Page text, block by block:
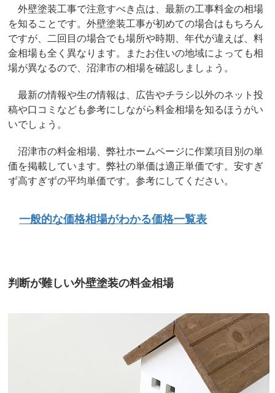
外壁塗装工事で注意すべき点は、最新の工事料金の相場
を知ることです。外壁塗装工事が初めての場合はもちろん
ですが、二回目の場合でも場所や時期、年代が違えば、料
金相場も全く異なります。またお住いの地域によっても相
場が異なるので、沼津市の相場を確認しましょう。
最新の情報や生の情報は、広告やチラシ以外のネット投
稿や口コミなども参考にしながら料金相場を知るほうがい
いでしょう。
沼津市の料金相場、弊社ホームページに作業項目別の単
価を掲載しています。弊社の単価は適正単価です。安すぎ
ず高すぎずの平均単価です。参考にしてください。
一般的な価格相場がわかる価格一覧表
判断が難しい外壁塗装の料金相場